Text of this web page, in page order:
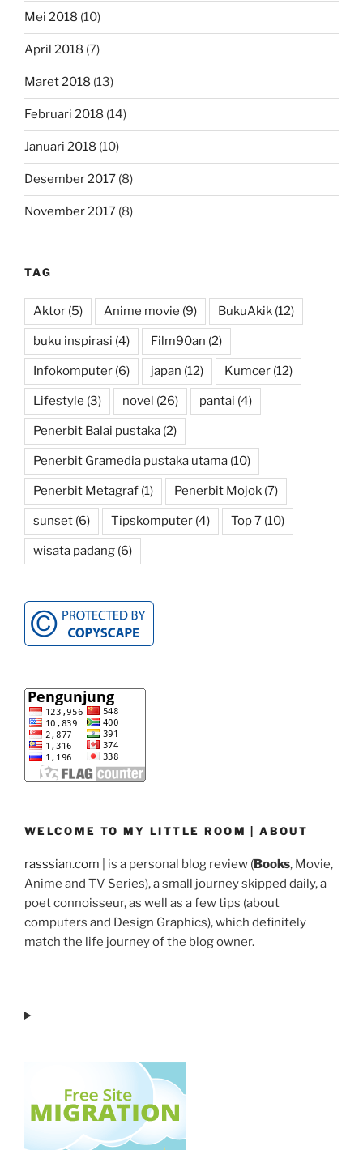
Mei 2018 (10)
April 2018 (7)
Maret 2018 (13)
Februari 2018 (14)
Januari 2018 (10)
Desember 2017 (8)
November 2017 (8)
TAG
Aktor (5) Anime movie (9) BukuAkik (12)
buku inspirasi (4) Film90an (2)
Infokomputer (6) japan (12) Kumcer (12)
Lifestyle (3) novel (26) pantai (4)
Penerbit Balai pustaka (2)
Penerbit Gramedia pustaka utama (10)
Penerbit Metagraf (1) Penerbit Mojok (7)
sunset (6) Tipskomputer (4) Top 7 (10)
wisata padang (6)
WELCOME TO MY LITTLE ROOM | ABOUT
rasssian.com | is a personal blog review (Books, Movie,
Anime and TV Series), a small journey skipped daily, a
poet connoisseur, as well as a few tips (about
computers and Design Graphics), which definitely
match the life journey of the blog owner.